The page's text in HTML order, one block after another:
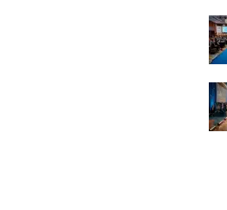
Suscríbete a nuestro boletín
noticias del vapeo y la
Subscribe to our daily clipping
of vaping and tobacco harm